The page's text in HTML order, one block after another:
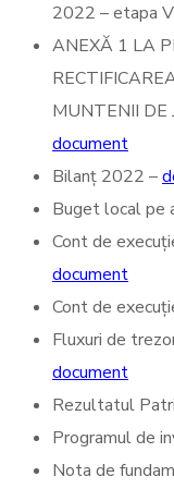
2022 – etapa
ANEXĂ 1 LA
MUNTENII DE
document
Bilanț 2022 –
Buget local pe
Cont de
document
Cont de
Fluxuri de
document
Rezultatul
Programul de
Nota de